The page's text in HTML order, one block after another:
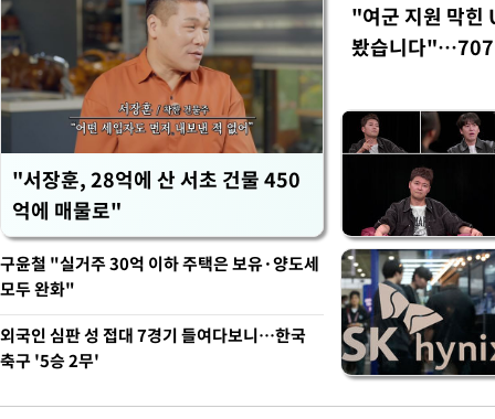
"서장훈, 28억에 산 서초 건물 450
억에 매물로"
"여군 지원 막힌
봤습니다"…707
구윤철 "실거주 30억 이하 주택은 보유·양도세
모두 완화"
외국인 심판 성 접대 7경기 들여다보니…한국
축구 '5승 2무'